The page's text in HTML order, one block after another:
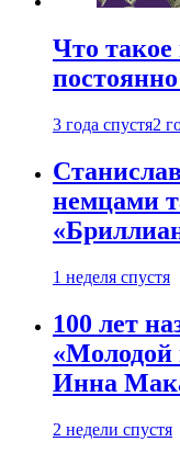
Что
3 года спустя2
немцами
1 неделя спустя
100 лет
«Молодой
Инна
2 недели спустя